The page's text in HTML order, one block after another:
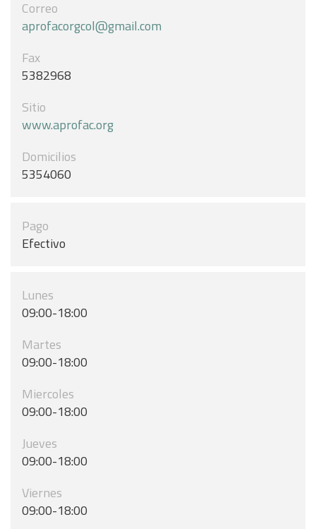
Correo
aprofacorgcol@gmail.com
Fax
5382968
Sitio
www.aprofac.org
Domicilios
5354060
Pago
Efectivo
Lunes
09:00-18:00
Martes
09:00-18:00
Miercoles
09:00-18:00
Jueves
09:00-18:00
Viernes
09:00-18:00